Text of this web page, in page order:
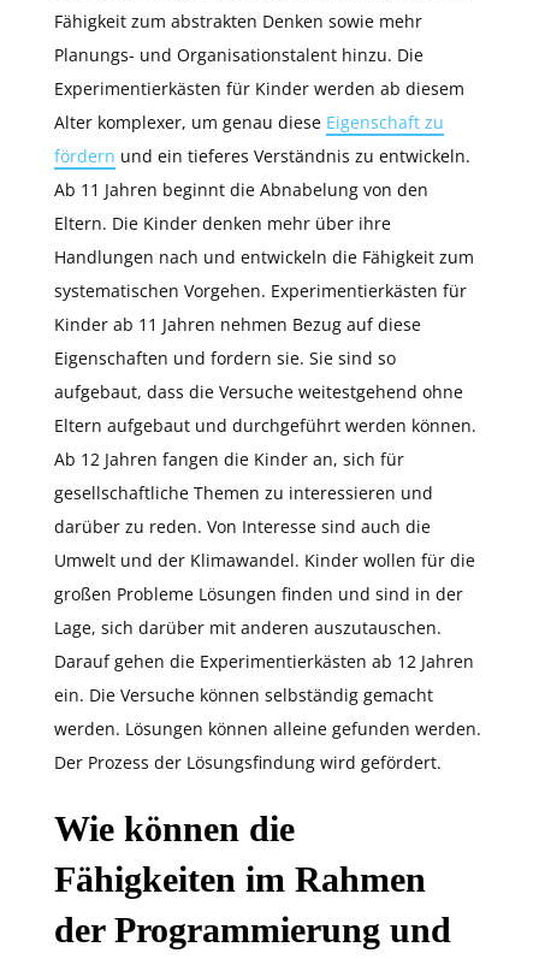
Fähigkeit zum abstrakten Denken sowie mehr
Planungs- und Organisationstalent hinzu. Die
Experimentierkästen für Kinder werden ab diesem
Alter komplexer, um genau diese Eigenschaft zu
fördern und ein tieferes Verständnis zu entwickeln.
Ab 11 Jahren beginnt die Abnabelung von den
Eltern. Die Kinder denken mehr über ihre
Handlungen nach und entwickeln die Fähigkeit zum
systematischen Vorgehen. Experimentierkästen für
Kinder ab 11 Jahren nehmen Bezug auf diese
Eigenschaften und fordern sie. Sie sind so
aufgebaut, dass die Versuche weitestgehend ohne
Eltern aufgebaut und durchgeführt werden können.
Ab 12 Jahren fangen die Kinder an, sich für
gesellschaftliche Themen zu interessieren und
darüber zu reden. Von Interesse sind auch die
Umwelt und der Klimawandel. Kinder wollen für die
großen Probleme Lösungen finden und sind in der
Lage, sich darüber mit anderen auszutauschen.
Darauf gehen die Experimentierkästen ab 12 Jahren
ein. Die Versuche können selbständig gemacht
werden. Lösungen können alleine gefunden werden.
Der Prozess der Lösungsfindung wird gefördert.
Wie können die
Fähigkeiten im Rahmen
der Programmierung und